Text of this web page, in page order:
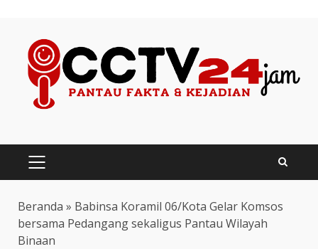
content
PRIMARY
MENU
Beranda » Babinsa Koramil 06/Kota Gelar Komsos
bersama Pedangang sekaligus Pantau Wilayah
Binaan